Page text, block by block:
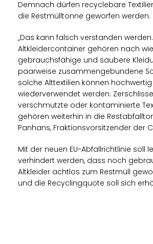
Demnach dürfen recyclebare
die Restmülltonne geworfen werden.
Das kann falsch verstanden
Altkleidercontainer gehören nach
gebrauchsfähige und saubere
paarweise zusammengebundene
solche Alttextilien können hochwertig
wiederverwendet werden.
verschmutzte oder kontaminierte
gehören weiterhin in die
Panhans, Fraktionsvorsitzender der
Mit der neuen EU-Abfallrichtlinie soll
verhindert werden, dass noch
Altkleider achtlos zum Restmüll
und die Recyclingquote soll sich